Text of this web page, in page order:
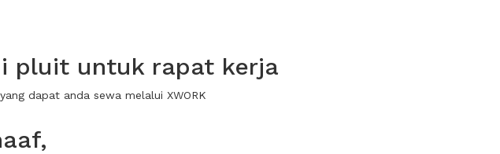
pluit untuk rapat kerja
dapat anda sewa melalui XWORK